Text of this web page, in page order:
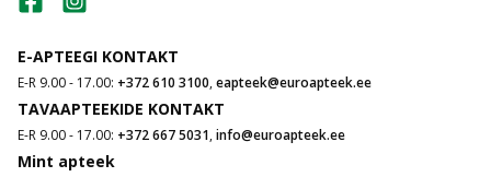
E-APTEEGI KONTAKT
E-R 9.00 - 17.00: +372 610 3100,eapteek@euroapteek.ee
TAVAAPTEEKIDE KONTAKT
E-R 9.00 - 17.00: +372 667 5031,info@euroapteek.ee
Mint apteek